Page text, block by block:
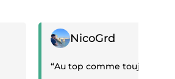
Positive review
NicoGrd
“Au top comme toujours !”